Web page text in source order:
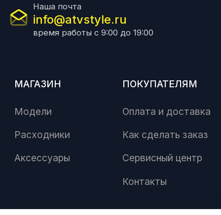
Наша почта
info@atvstyle.ru
время работы с 9:00 до 19:00
МАГАЗИН
Модели
Расходники
Аксессуары
ПОКУПАТЕЛЯМ
Оплата и доставка
Как сделать заказ
Сервисный центр
Контакты